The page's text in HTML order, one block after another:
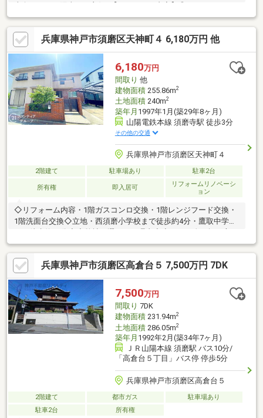
ットバス、トイレ、洗面台交換◎和室を洋室に間取り変更◎壁・
天井クロス貼替：全居室◎床フロアタイル貼：全居室◎ＣＦ貼
替：トイレ・洗面所◎建具新調◎クローゼット、シューズボック
ス新設◆【アクセス・周辺環境】ヤマダストアー徒歩約10分！セ
ブンイレブン徒歩約9分と充実した環境です♪◆【学校・保育園・
幼稚園】高倉台小学校まで徒歩約5分 ●高倉中学校まで徒歩約9
分 ●高倉台保育所まで徒歩3分
兵庫県神戸市須磨区天神町４ 6,180万円 他
6,180万円
間取り 他
建物面積255.86m2
土地面積240m2
築年月 1997年1月(築29年8ヶ月)
山陽電鉄本線 須磨寺駅 徒歩3分
その他の交通
兵庫県神戸市須磨区天神町４
2階建て 駐車場あり 駐車2台
所有権 即入居可
リフォームリノベーシ
ョン
◇リフォーム内容・1階ガスコンロ交換・1階レンジフード交換・
1階洗面台交換◇立地・西須磨小学校まで徒歩約4分・鷹取中学校
まで徒歩約22分◆◇弊社が選ばれる理由◆◇１．お金の扱い方の
プロ、ファイナンシャルプランナーが資金計画をサポート！２．
買い替えなどにも対応できる売却専門チームあり！３．たくさん
の銀行と繋がりがあるため、最も低金利になるように審査が可
能！４．物件のお引渡し後に必要になったお家のリフォームも弊
社のリフォームプランナーがご提案！弊社は専門家同士が連携を
とっているため、より多くの知見がございますお気軽にお問合せ
ください！
兵庫県神戸市須磨区高倉台５ 7,500万円 7DK
7,500万円
間取り 7DK
建物面積231.94m2
土地面積286.05m2
築年月 1992年2月(築34年7ヶ月)
ＪＲ山陽本線 須磨駅 バス10分/
「高倉台５丁目」バス停 停歩5分
兵庫県神戸市須磨区高倉台５
2階建て 都市ガス
駐車場あり
駐車2台
所有権